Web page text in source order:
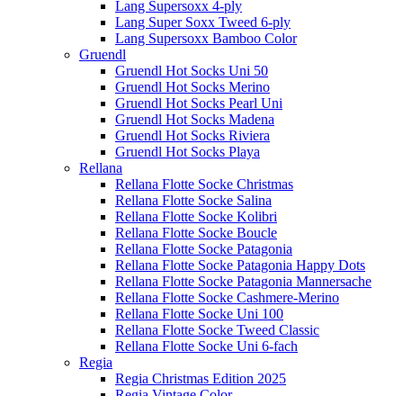
Lang Supersoxx 4-ply
Lang Super Soxx Tweed 6-ply
Lang Supersoxx Bamboo Color
Gruendl
Gruendl Hot Socks Uni 50
Gruendl Hot Socks Merino
Gruendl Hot Socks Pearl Uni
Gruendl Hot Socks Madena
Gruendl Hot Socks Riviera
Gruendl Hot Socks Playa
Rellana
Rellana Flotte Socke Christmas
Rellana Flotte Socke Salina
Rellana Flotte Socke Kolibri
Rellana Flotte Socke Boucle
Rellana Flotte Socke Patagonia
Rellana Flotte Socke Patagonia Happy Dots
Rellana Flotte Socke Patagonia Mannersache
Rellana Flotte Socke Cashmere-Merino
Rellana Flotte Socke Uni 100
Rellana Flotte Socke Tweed Classic
Rellana Flotte Socke Uni 6-fach
Regia
Regia Christmas Edition 2025